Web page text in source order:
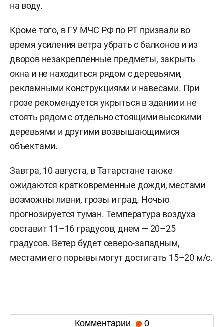
на воду.
Кроме того, в ГУ МЧС РФ по РТ призвали во
время усиления ветра убрать с балконов и из
дворов незакрепленные предметы, закрыть
окна и не находиться рядом с деревьями,
рекламными конструкциями и навесами. При
грозе рекомендуется укрыться в здании и не
стоять рядом с отдельно стоящими высокими
деревьями и другими возвышающимися
объектами.
Завтра, 10 августа, в Татарстане также
ожидаются кратковременные дожди, местами
возможны ливни, грозы и град. Ночью
прогнозируется туман. Температура воздуха
составит 11–16 градусов, днем — 20–25
градусов. Ветер будет северо-западным,
местами его порывы могут достигать 15–20 м/с.
Комментарии 0